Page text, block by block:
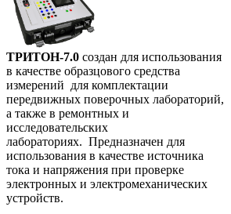
ТРИТОН-7.0 создан для использования
в качестве образцового средства
измерений для комплектации
передвижных поверочных лабораторий,
а также в ремонтных и
исследовательских
лабораториях. Предназначен для
использования в качестве источника
тока и напряжения при проверке
электронных и электромеханических
устройств.